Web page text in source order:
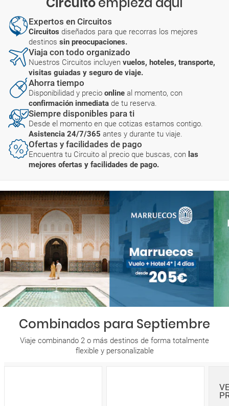
Expertos en Circuitos
Circuitos diseñados para que recorras los mejores
destinos sin preocupaciones.
Viaja con todo organizado
Nuestros Circuitos incluyen vuelos, hoteles, transporte,
visitas guiadas y seguro de viaje.
Ahorra tiempo
Disponibilidad y precio online al momento, con
confirmación inmediata de tu reserva.
Siempre disponibles para ti
Desde el momento en que cotizas estamos contigo.
Asistencia 24/7/365 antes y durante tu viaje.
Ofertas y facilidades de pago
Encuentra tu Circuito al precio que buscas, con las
mejores ofertas y facilidades de pago.
Combinados para Septiembre
Viaje combinando 2 o más destinos de forma totalmente
flexible y personalizable